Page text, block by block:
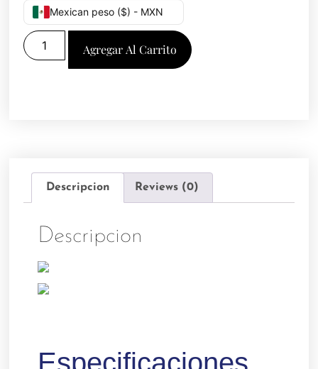
Mexican peso ($) - MXN
Agregar Al Carrito
Descripcion Reviews (0)
Descripcion
Especificaciones